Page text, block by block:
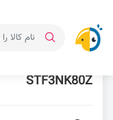
STF3NK80Z